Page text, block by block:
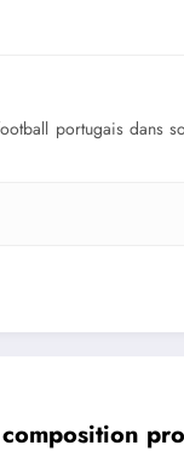
portugais dans